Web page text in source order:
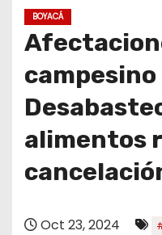
BOYACÁ
campesino
alimentos
Oct 23, 2024